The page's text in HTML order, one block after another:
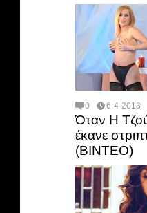
0 6-4-2013
Όταν Η
έκανε
(BINTEO)